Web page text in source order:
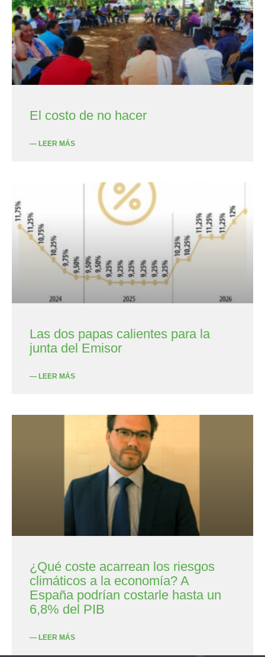
El costo de no hacer
— LEER MÁS
Las dos papas calientes para la
junta del Emisor
— LEER MÁS
¿Qué coste acarrean los riesgos
climáticos a la economía? A
España podrían costarle hasta un
6,8% del PIB
— LEER MÁS